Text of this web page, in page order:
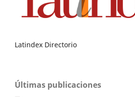
Latindex Directorio
Últimas publicaciones